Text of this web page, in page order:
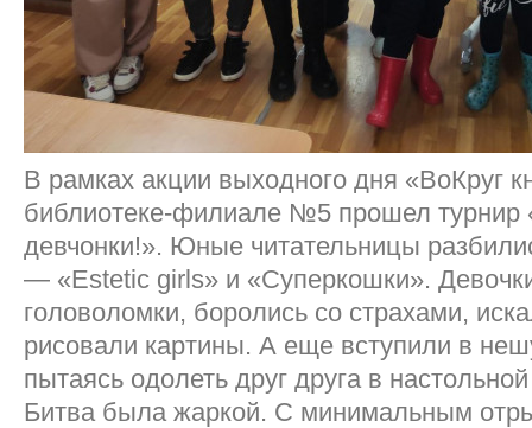
В рамках акции выходного дня «ВоКруг
библиотеке-филиале №5 прошел турнир
девчонки!». Юные читательницы
— «Estetic girls» и «Суперкошки».
головоломки, боролись со страхами,
рисовали картины. А еще вступили в
пытаясь одолеть друг друга в
Битва была жаркой. С минимальным